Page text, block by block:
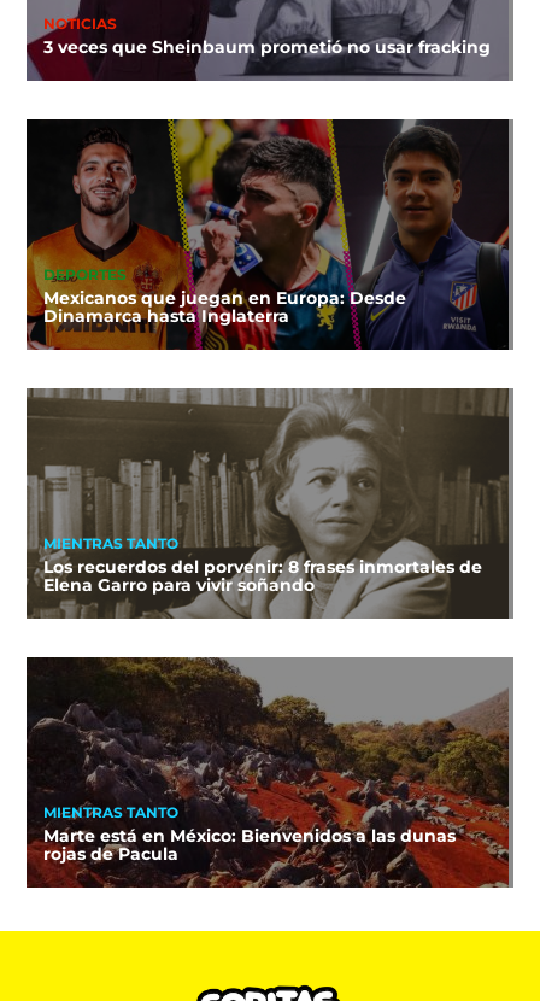
NOTICIAS
3 veces que Sheinbaum prometió no usar fracking
DEPORTES
Mexicanos que juegan en Europa: Desde
Dinamarca hasta Inglaterra
MIENTRAS TANTO
Los recuerdos del porvenir: 8 frases inmortales de
Elena Garro para vivir soñando
MIENTRAS TANTO
Marte está en México: Bienvenidos a las dunas
rojas de Pacula